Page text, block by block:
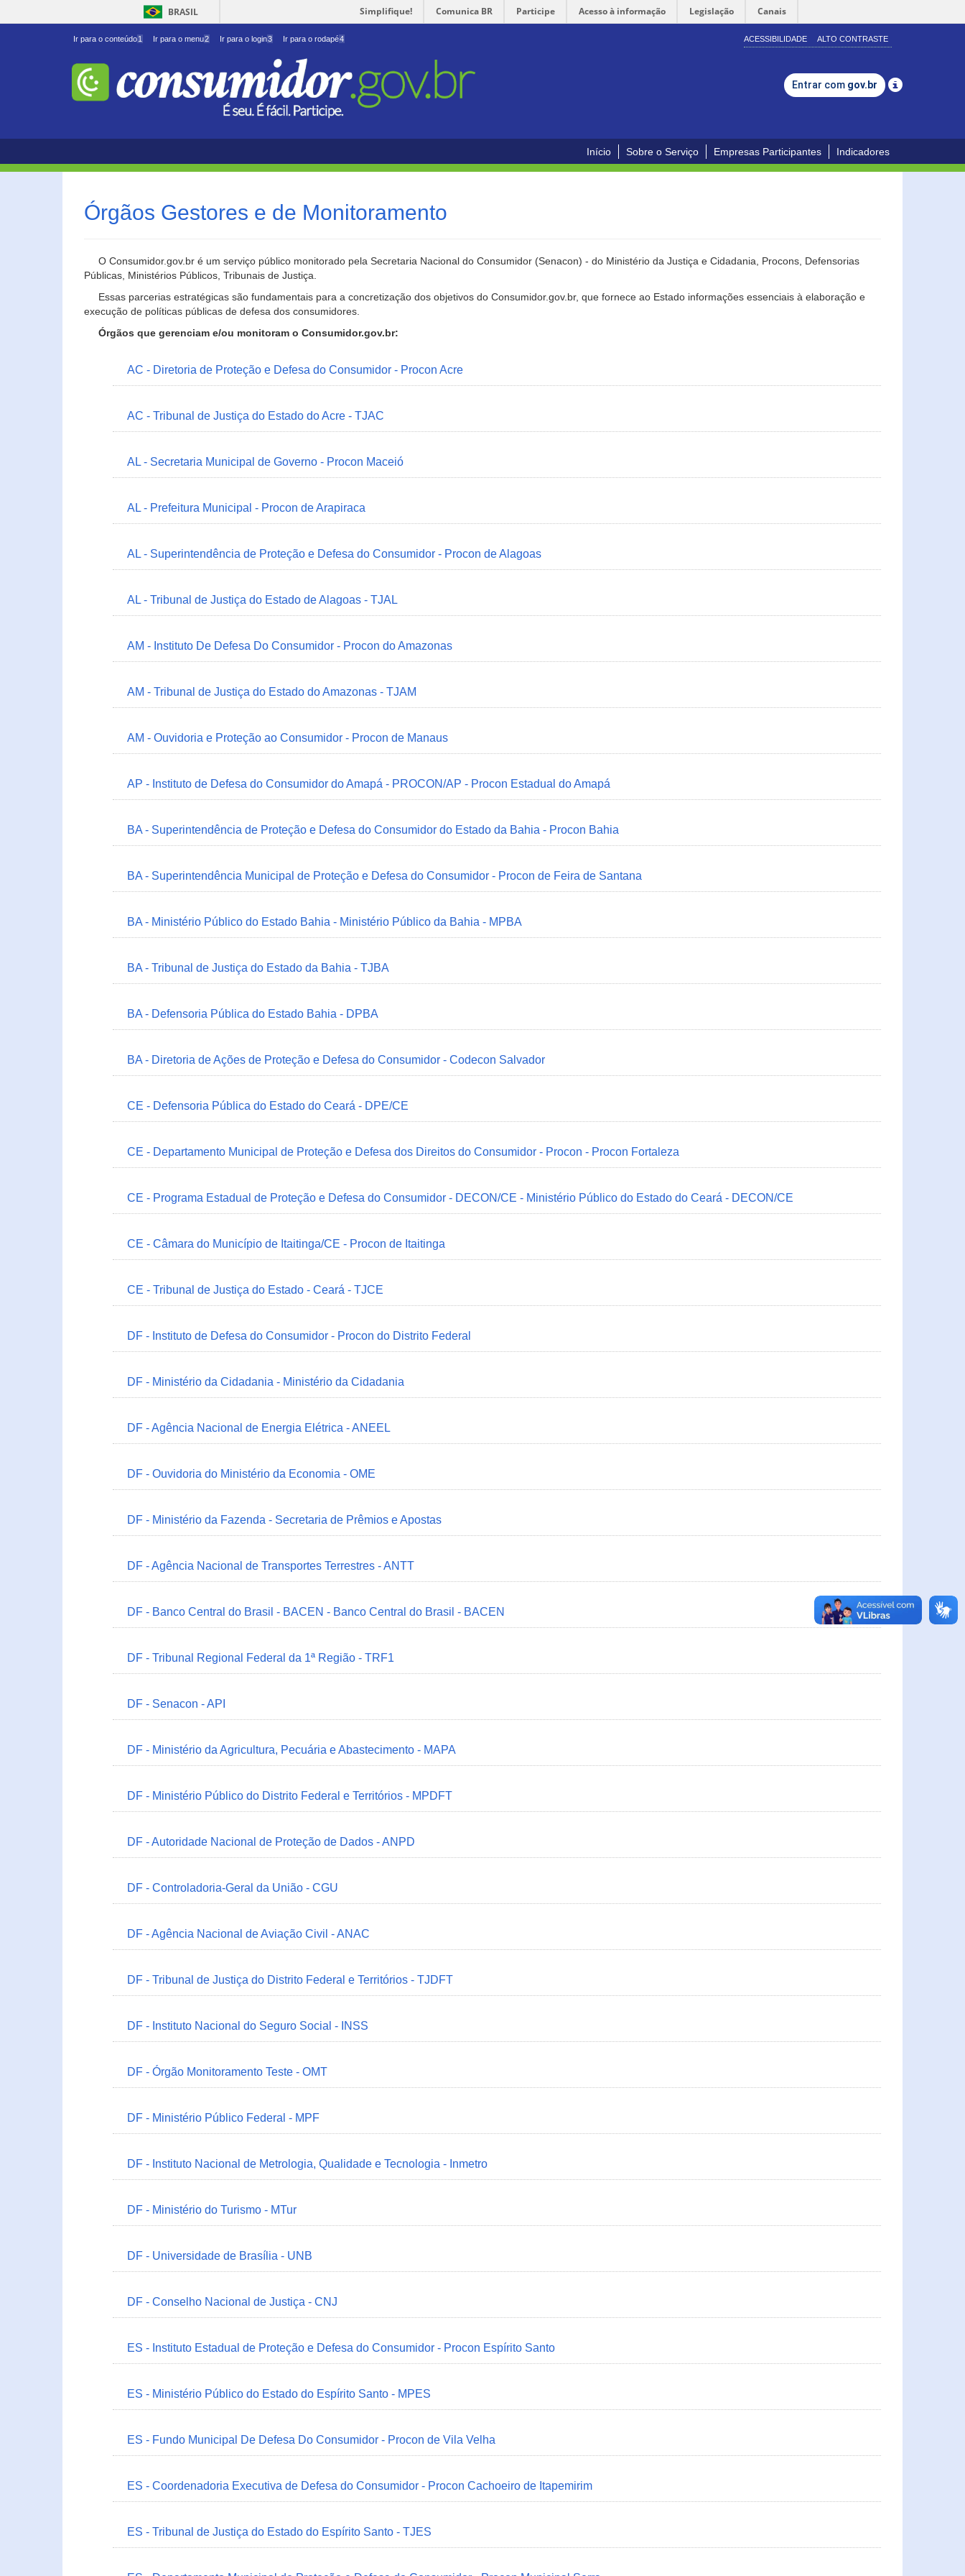
BRASIL Simplifique! Comunica BR Participe Acesso à informação Legislação Canais
Ir para o conteúdo1 Ir para o menu2 Ir para o login3 Ir para o rodapé4 ACESSIBILIDADE ALTO CONTRASTE
Entrar com gov.br
Início Sobre o Serviço Empresas Participantes Indicadores
Órgãos Gestores e de Monitoramento
O Consumidor.gov.br é um serviço público monitorado pela Secretaria Nacional do Consumidor (Senacon) - do Ministério da Justiça e Cidadania, Procons, Defensorias
Públicas, Ministérios Públicos, Tribunais de Justiça.
Essas parcerias estratégicas são fundamentais para a concretização dos objetivos do Consumidor.gov.br, que fornece ao Estado informações essenciais à elaboração e
execução de políticas públicas de defesa dos consumidores.
Órgãos que gerenciam e/ou monitoram o Consumidor.gov.br:
AC - Diretoria de Proteção e Defesa do Consumidor - Procon Acre
AC - Tribunal de Justiça do Estado do Acre - TJAC
AL - Secretaria Municipal de Governo - Procon Maceió
AL - Prefeitura Municipal - Procon de Arapiraca
AL - Superintendência de Proteção e Defesa do Consumidor - Procon de Alagoas
AL - Tribunal de Justiça do Estado de Alagoas - TJAL
AM - Instituto De Defesa Do Consumidor - Procon do Amazonas
AM - Tribunal de Justiça do Estado do Amazonas - TJAM
AM - Ouvidoria e Proteção ao Consumidor - Procon de Manaus
AP - Instituto de Defesa do Consumidor do Amapá - PROCON/AP - Procon Estadual do Amapá
BA - Superintendência de Proteção e Defesa do Consumidor do Estado da Bahia - Procon Bahia
BA - Superintendência Municipal de Proteção e Defesa do Consumidor - Procon de Feira de Santana
BA - Ministério Público do Estado Bahia - Ministério Público da Bahia - MPBA
BA - Tribunal de Justiça do Estado da Bahia - TJBA
BA - Defensoria Pública do Estado Bahia - DPBA
BA - Diretoria de Ações de Proteção e Defesa do Consumidor - Codecon Salvador
CE - Defensoria Pública do Estado do Ceará - DPE/CE
CE - Departamento Municipal de Proteção e Defesa dos Direitos do Consumidor - Procon - Procon Fortaleza
CE - Programa Estadual de Proteção e Defesa do Consumidor - DECON/CE - Ministério Público do Estado do Ceará - DECON/CE
CE - Câmara do Município de Itaitinga/CE - Procon de Itaitinga
CE - Tribunal de Justiça do Estado - Ceará - TJCE
DF - Instituto de Defesa do Consumidor - Procon do Distrito Federal
DF - Ministério da Cidadania - Ministério da Cidadania
DF - Agência Nacional de Energia Elétrica - ANEEL
DF - Ouvidoria do Ministério da Economia - OME
DF - Ministério da Fazenda - Secretaria de Prêmios e Apostas
DF - Agência Nacional de Transportes Terrestres - ANTT
DF - Banco Central do Brasil - BACEN - Banco Central do Brasil - BACEN
DF - Tribunal Regional Federal da 1ª Região - TRF1
DF - Senacon - API
DF - Ministério da Agricultura, Pecuária e Abastecimento - MAPA
DF - Ministério Público do Distrito Federal e Territórios - MPDFT
DF - Autoridade Nacional de Proteção de Dados - ANPD
DF - Controladoria-Geral da União - CGU
DF - Agência Nacional de Aviação Civil - ANAC
DF - Tribunal de Justiça do Distrito Federal e Territórios - TJDFT
DF - Instituto Nacional do Seguro Social - INSS
DF - Órgão Monitoramento Teste - OMT
DF - Ministério Público Federal - MPF
DF - Instituto Nacional de Metrologia, Qualidade e Tecnologia - Inmetro
DF - Ministério do Turismo - MTur
DF - Universidade de Brasília - UNB
DF - Conselho Nacional de Justiça - CNJ
ES - Instituto Estadual de Proteção e Defesa do Consumidor - Procon Espírito Santo
ES - Ministério Público do Estado do Espírito Santo - MPES
ES - Fundo Municipal De Defesa Do Consumidor - Procon de Vila Velha
ES - Coordenadoria Executiva de Defesa do Consumidor - Procon Cachoeiro de Itapemirim
ES - Tribunal de Justiça do Estado do Espírito Santo - TJES